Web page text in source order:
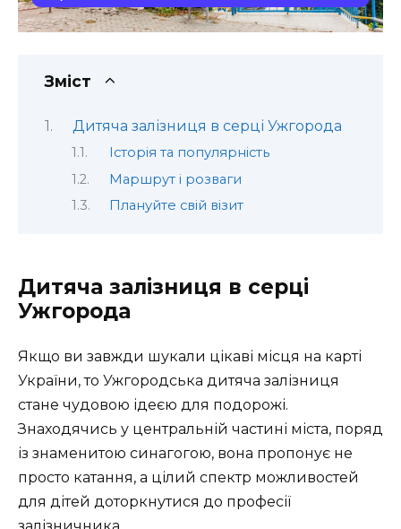
Зміст
Дитяча залізниця в серці Ужгорода
Історія та популярність
Маршрут і розваги
Плануйте свій візит
Дитяча залізниця в серці
Ужгорода
Якщо ви завжди шукали цікаві місця на карті
України, то Ужгородська дитяча залізниця
стане чудовою ідеєю для подорожі.
Знаходячись у центральній частині міста, поряд
із знаменитою синагогою, вона пропонує не
просто катання, а цілий спектр можливостей
для дітей доторкнутися до професії